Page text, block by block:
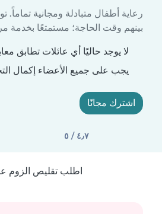
رعاية أطفال متبادلة ومجانية
بينهم وقت الحاجة؛ مستمتعًا بخدمة
لا يوجد حاليًا أي عائلات تطابق
يجب على جميع الأعضاء إكمال
اشترك مجانًا
٤٫٧ / ٥
اطلب تقليص الزوم